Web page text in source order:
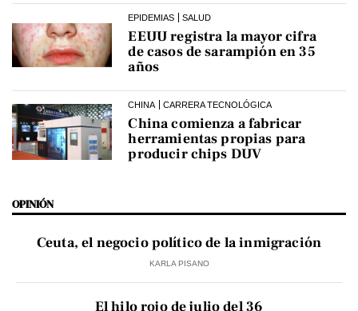
EPIDEMIAS SALUD
EEUU registra la mayor cifra
de casos de sarampión en 35
años
CHINA CARRERA TECNOLÓGICA
China comienza a fabricar
herramientas propias para
producir chips DUV
OPINIÓN
Ceuta, el negocio político de la inmigración
KARLA PISANO
El hilo rojo de julio del 36